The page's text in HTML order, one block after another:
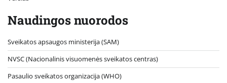
Naudingos nuorodos
Sveikatos apsaugos ministerija (SAM)
NVSC (Nacionalinis visuomenės sveikatos centras)
Pasaulio sveikatos organizacija (WHO)